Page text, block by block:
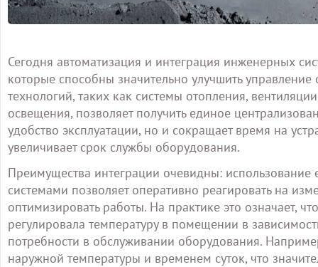
Сегодня автоматизация и интеграция инженерных
которые способны значительно улучшить
технологий, таких как системы отопления,
освещения, позволяет получить единое
удобство эксплуатации, но и сокращает время на
увеличивает срок службы оборудования.
Преимущества интеграции очевидны:
системами позволяет оперативно реагировать на
оптимизировать работы. На практике это означает,
регулировала температуру в помещении в
потребности в обслуживании оборудования.
наружной температуры и временем суток, что